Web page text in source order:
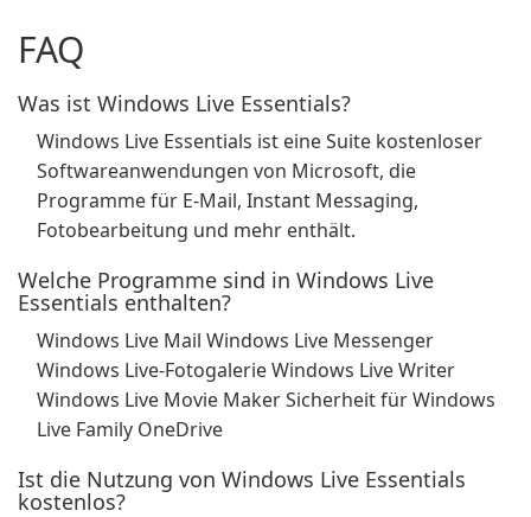
FAQ
Was ist Windows Live Essentials?
Windows Live Essentials ist eine Suite kostenloser
Softwareanwendungen von Microsoft, die
Programme für E-Mail, Instant Messaging,
Fotobearbeitung und mehr enthält.
Welche Programme sind in Windows Live
Essentials enthalten?
Windows Live Mail Windows Live Messenger
Windows Live-Fotogalerie Windows Live Writer
Windows Live Movie Maker Sicherheit für Windows
Live Family OneDrive
Ist die Nutzung von Windows Live Essentials
kostenlos?